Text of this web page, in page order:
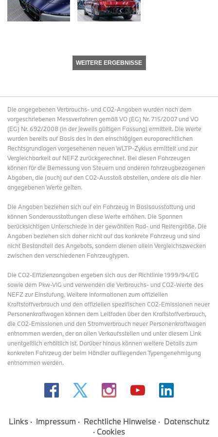
WEITERE ERGEBNISSE
Die angegebenen Verbrauchs- und CO2-Angaben wurden nach dem
vorgeschriebenen Messverfahren gemäß VO (EG) Nr. 715/2007 und VO
(EG) Nr. 692/2008 (in der jeweils gültigen Fassung) ermittelt. Die Werte
wurden bereits auf Basis des in den einschlägigen europarechtlichen
Rechtsgrundlagen vorgesehenen neuen WLTP-Zyklus ermittelt und zur
Vergleichbarkeit auf NEFZ zurückgerechnet. Bei diesen Fahrzeugen
können für die Bemessung von Steuern und anderen fahrzeugbezogenen
Abgaben, die (auch) auf den CO2-Ausstoß abstellen, andere als die hier
angegebenen Werte gelten.
Die Angaben beziehen sich auf ein Fahrzeug in Basisausstattung und
können Sonderausstattungen diese Werte erhöhen. Die Spannen
berücksichtigen Unterschiede in der gewählten Rad- und Reifengröße. Die
Angaben beziehen sich daher nicht auf das konkrete Fahrzeug und sind
nicht Bestandteil des Angebots, sondern dienen allein Vergleichszwecken
zwischen den verschiedenen Fahrzeugtypen.
Die CO2-Effizienzangaben ergeben sich aus der Richtlinie 1999/94/EG
sowie dem Pkw-VIG und verwenden die Verbrauchs- und CO2-Werte des
NEFZ zur Einstufung. Weitere Informationen zum offiziellen
Kraftstoffverbrauch und den offiziellen spezifischen CO2-Emissionen neuer
Personenkraftwagen können dem Leitfaden über den Kraftstoffverbrauch,
die CO2-Emissionen und den Stromverbrauch neuer Personenkraftwagen
entnommen werden, der an allen Verkaufsstellen und unter diesem Link
unentgeltlich erhältlich ist. Darüber hinaus können weitere Details zum
konkreten Fahrzeug der beim Händler aufliegenden Typengenehmigung
entnommen werden.
Links Impressum Rechtliche Hinweise
Datenschutz
Cookies